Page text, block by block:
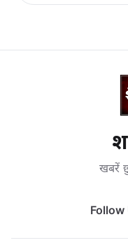
खबरें
Follow